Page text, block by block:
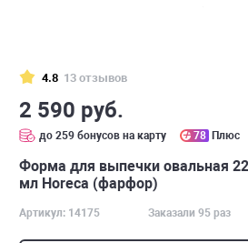
4.8 13 отзывов
2 590 руб.
до 259 бонусов на карту 78 Плюс
Форма для выпечки овальная
мл Horeca (фарфор)
Артикул: 14175 Заказали 95 раз